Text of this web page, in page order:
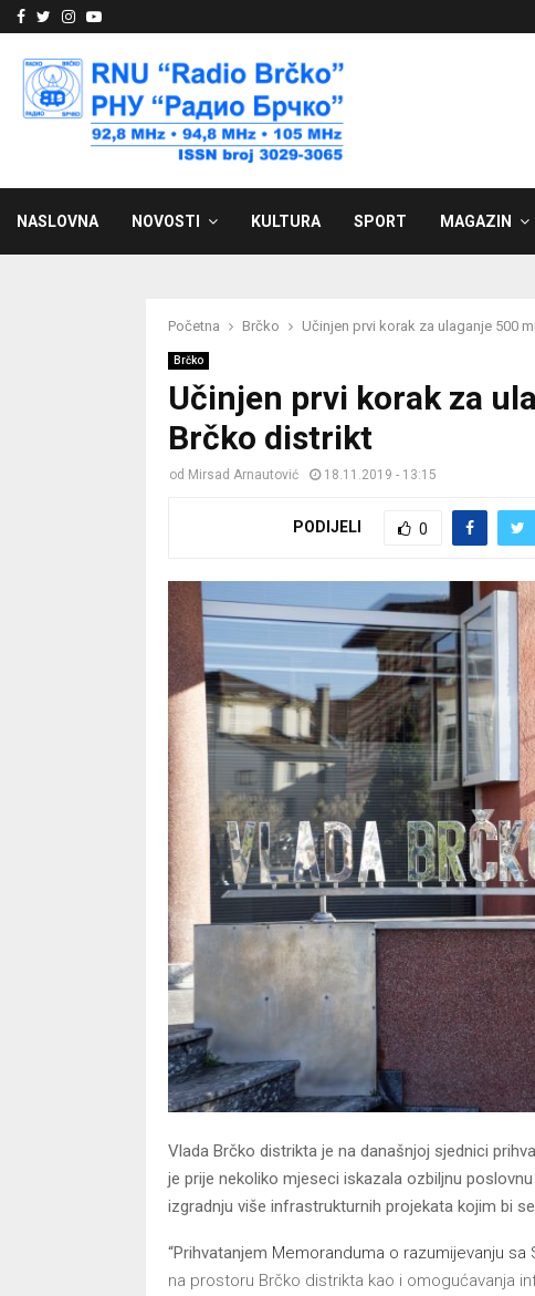
Facebook
Twitter
Instagram
Youtube
NASLOVNA NOVOSTI KULTURA SPORT MAGAZIN
Početna Brčko Učinjen prvi korak za ulaganje 500
Brčko
Učinjen prvi korak za
Brčko distrikt
od Mirsad Arnautović 18.11.2019 - 13:15
PODIJELI 0
Vlada Brčko distrikta je na današnjoj sjednici
je prije nekoliko mjeseci iskazala ozbiljnu
izgradnju više infrastrukturnih projekata kojim bi
“Prihvatanjem Memoranduma o razumijevanju sa
na prostoru Brčko distrikta kao i omogućavanja